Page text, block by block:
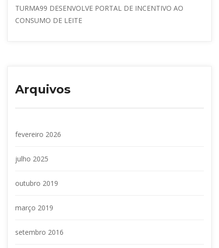
TURMA99 DESENVOLVE PORTAL DE INCENTIVO AO
CONSUMO DE LEITE
Arquivo
fevereiro 2026
julho 2025
outubro 2019
março 2019
etembro 2016